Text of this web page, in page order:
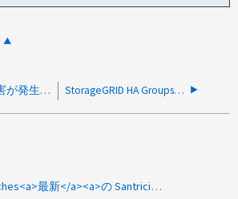
SSD交換で障害が発生したあとに、EシリーズコントローラからFlash_SSD_Cache_non_optimal_drivesエラーが報告される StorageGRID HA Groups Configurationページに、すべてのインターフェイスのActiveと表示されます
coachemea:emea_coaches<a>最新</a><a>の Santricitry OS アップグレード中</a><a>にエラーが発生しました。このノードの SANtricity OS をアップグレードするにはメンテナンスモードを使用する必要があります。</a><a>Santricitry OS アップグレード</a>